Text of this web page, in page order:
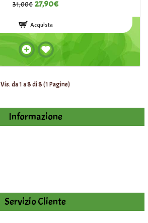
31,00€ 27,90€
Acquista
Vis. da 1 a 8 di 8 (1 Pagine)
Informazione
Servizio Cliente